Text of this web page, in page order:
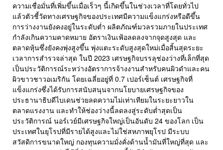
ความเชื่อมั่นที่เพิ่มขึ้นเมื่อเร็วๆ นี้เกิดขึ้นในช่วงเวลาที่โดยทั่วไป
แล้วตัวชี้วัดทางเศรษฐกิจของประเทศมีความแข็งแกร่งหรือดีขึ้น
การว่างงานยังคงอยู่ในระดับต่ำ ผลิตภัณฑ์มวลรวมภายในประเทศ
กำลังเกินความคาดหมาย อัตราเงินเฟ้อลดลงจากจุดสูงสุด และ
ตลาดหุ้นซึ่งยังคงพุ่งสูงขึ้น พุ่งแตะระดับสูงสุดใหม่เมื่อสิ้นสุดระยะ
เวลาการสำรวจล่าสุด ในปี 2023 เศรษฐกิจบรรลุช่องว่างที่เล็กที่สุด
เป็นประวัติการณ์ระหว่างอัตราการจ้างงานสำหรับคนผิวดำและคน
ผิวขาวชาวอเมริกัน โดยเฉลี่ยอยู่ที่ 0.7 เปอร์เซ็นต์ เศรษฐกิจที่
แข็งแกร่งซึ่งได้รับการสนับสนุนจากนโยบายเศรษฐกิจของ
ประธานาธิบดีไบเดนช่วยลดความไม่เท่าเทียมในระยะยาวใน
ตลาดแรงงาน และทำให้ช่องว่างนี้ลดลงสู่ระดับต่ำสุดเป็น
ประวัติการณ์ นอร์เวย์มีเศรษฐกิจใหญ่เป็นอันดับ 24 ของโลก เป็น
ประเทศในยุโรปที่มีรายได้สูงและไม่ใช่สหภาพยุโรป มีระบบ
สวัสดิการขนาดใหญ่ กองทุนความมั่งคั่งด้านน้ำมันที่ใหญ่ที่สุด และ